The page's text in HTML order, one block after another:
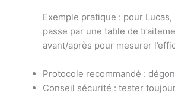
Exemple pratique : pour
passe par une table de
avant/après pour mesurer
Protocole recommandé :
Conseil sécurité : tester